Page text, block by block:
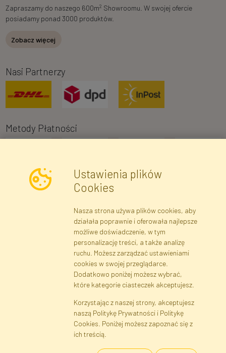
Zapraszamy do naszego 600m2 Showroomu. W swojej ofercie
posiadamy ponad 3000 produktów.
Zobacz więcej
Nasi Partnerzy
Metody Płatności
Zapisz się
Dane rejestrowe Regulamin
Polityka Prywatności
Pomoc
Mapa serwisu
Cookies Język
Ustawienia plików
Cookies
Nasza strona używa plików cookies, aby
działała poprawnie i oferowała najlepsze
możliwe doświadczenie, w tym
personalizację treści, a także analizę
ruchu. Możesz zarządzać ustawieniami
cookies w swojej przeglądarce.
Dodatkowo poniżej możesz wybrać,
które kategorie ciasteczek akceptujesz.
Korzystając z naszej strony, akceptujesz
naszą Politykę Prywatności i Politykę
Cookies. Poniżej możesz zapoznać się z
ich treścią.